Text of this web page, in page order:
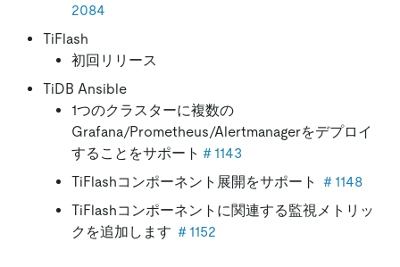
2084
TiFlash
初回リリース
TiDB Ansible
1つのクラスターに複数の
Grafana/Prometheus/Alertmanagerをデプロイ
することをサポート ＃1143
TiFlashコンポーネント展開をサポート ＃1148
TiFlashコンポーネントに関連する監視メトリッ
クを追加します ＃1152